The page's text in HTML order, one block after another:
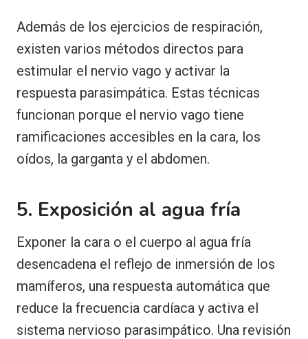
Además de los ejercicios de respiración,
existen varios métodos directos para
estimular el nervio vago y activar la
respuesta parasimpática. Estas técnicas
funcionan porque el nervio vago tiene
ramificaciones accesibles en la cara, los
oídos, la garganta y el abdomen.
5. Exposición al agua fría
Exponer la cara o el cuerpo al agua fría
desencadena el reflejo de inmersión de los
mamíferos, una respuesta automática que
reduce la frecuencia cardíaca y activa el
sistema nervioso parasimpático. Una revisión